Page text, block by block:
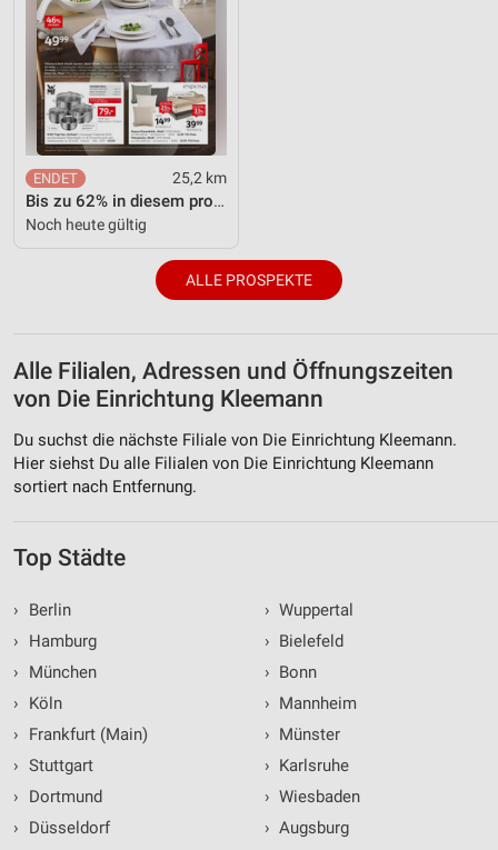
25,2 km
Bis zu 62% in diesem prospekt
Noch heute gültig
ALLE PROSPEKTE
Alle Filialen, Adressen und Öffnungszeiten
von Die Einrichtung Kleemann
Du suchst die nächste Filiale von Die Einrichtung Kleemann.
Hier siehst Du alle Filialen von Die Einrichtung Kleemann
sortiert nach Entfernung.
Top Städte
›
Berlin
›
Hamburg
›
München
›
Köln
›
Frankfurt (Main)
› Stuttgart
›
Dortmund
›
Düsseldorf
› Wuppertal
› Bielefeld
› Bonn
› Mannheim
› Münster
› Karlsruhe
› Wiesbaden
› Augsburg